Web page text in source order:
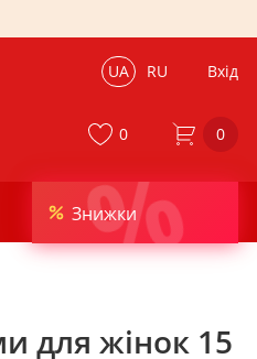
UA RU Вхід
0
%
Знижки
0
для жінок 15